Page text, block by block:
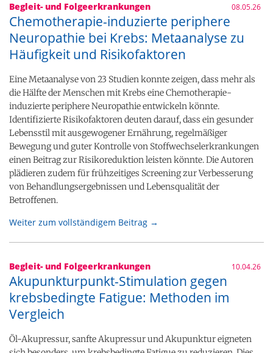
Begleit- und Folgeerkrankungen 08.05.26
Chemotherapie-induzierte periphere
Neuropathie bei Krebs: Metaanalyse zu
Häufigkeit und Risikofaktoren
Eine Metaanalyse von 23 Studien konnte zeigen, dass mehr als
die Hälfte der Menschen mit Krebs eine Chemotherapie-
induzierte periphere Neuropathie entwickeln könnte.
Identifizierte Risikofaktoren deuten darauf, dass ein gesunder
Lebensstil mit ausgewogener Ernährung, regelmäßiger
Bewegung und guter Kontrolle von Stoffwechselerkrankungen
einen Beitrag zur Risikoreduktion leisten könnte. Die Autoren
plädieren zudem für frühzeitiges Screening zur Verbesserung
von Behandlungsergebnissen und Lebensqualität der
Betroffenen.
Weiter zum vollständigem Beitrag →
Begleit- und Folgeerkrankungen 10.04.26
Akupunkturpunkt-Stimulation gegen
krebsbedingte Fatigue: Methoden im
Vergleich
Öl-Akupressur, sanfte Akupressur und Akupunktur eigneten